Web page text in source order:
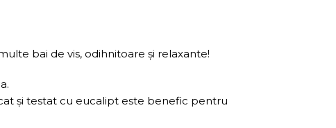
bai de vis, odihnitoare și relaxante!
și testat cu eucalipt este benefic pentru